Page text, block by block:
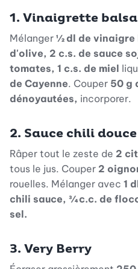
1. Vinaigrette
Mélanger ½ dl de vinaigre
d'olive, 2 c.s. de sauce
tomates, 1 c.s. de miel
de Cayenne. Couper 50 g
dénoyautées, incorporer.
2. Sauce chili douce
Râper tout le zeste de 2
tous le jus. Couper 2
rouelles. Mélanger avec 1
chili sauce, ¾ c.c. de
sel.
3. Very Berry